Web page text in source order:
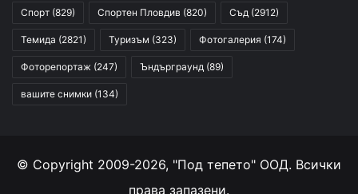
Спорт (829) Спортен Пловдив (820) Съд (2912)
Темида (2821) Туризъм (323) Фотогалерия (174)
Фоторепортаж (247) Ъндърграунд (89)
вашите снимки (134)
© Copyright 2009-2026, "Под тепето" ООД. Всички
права запазени.